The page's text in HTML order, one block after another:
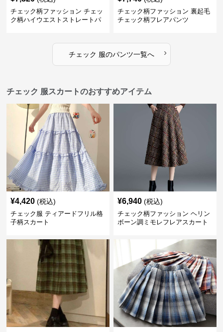
チェック柄ファッション チェッ
ク柄ハイウエストストレートパ
チェック柄ファッション 裏起毛
チェック柄フレアパンツ
チェック 服のパンツ一覧へ ›
チェック 服スカートのおすすめアイテム
¥4,420 (税込)
チェック服 ティアードフリル格
子柄スカート
¥6,940 (税込)
チェック柄ファッション ヘリン
ボーン調ミモレフレアスカート